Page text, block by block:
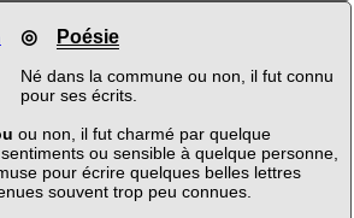
◎ Poésie
Né dans la commune ou non, il fut connu
pour ses écrits.
ou non, il fut charmé par quelque
ou sensible à quelque personne,
pour écrire quelques belles lettres
souvent trop peu connues.